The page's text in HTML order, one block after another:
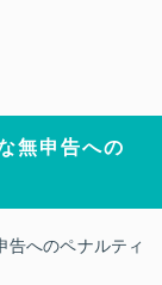
無申告への
告へのペナルティ